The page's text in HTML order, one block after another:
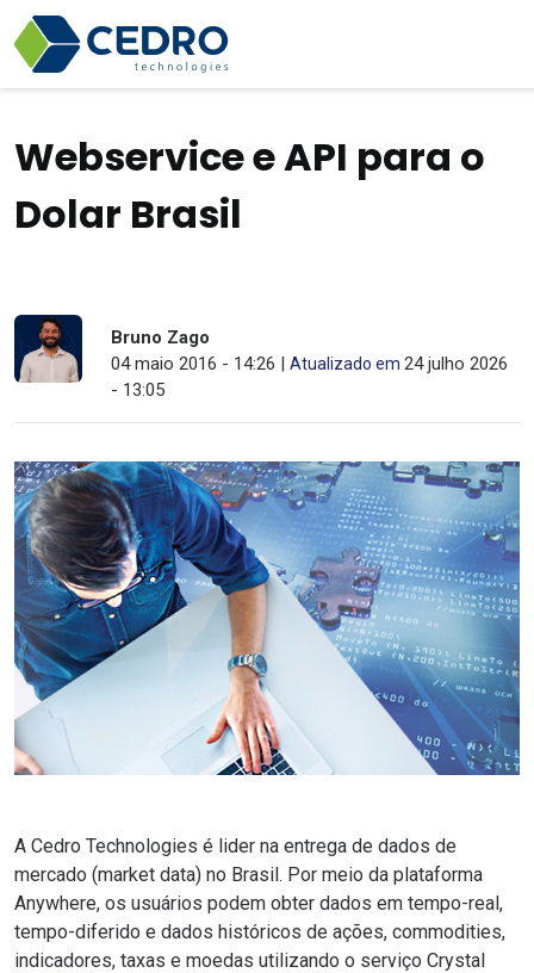
Webservice e API para o
Dolar Brasil
Bruno Zago
04 maio 2016 - 14:26 |Atualizado em24 julho 2026
- 13:05
A Cedro Technologies é lider na entrega de dados de
mercado (market data) no Brasil. Por meio da plataforma
Anywhere, os usuários podem obter dados em tempo-real,
tempo-diferido e dados históricos de ações, commodities,
indicadores, taxas e moedas utilizando o serviço Crystal